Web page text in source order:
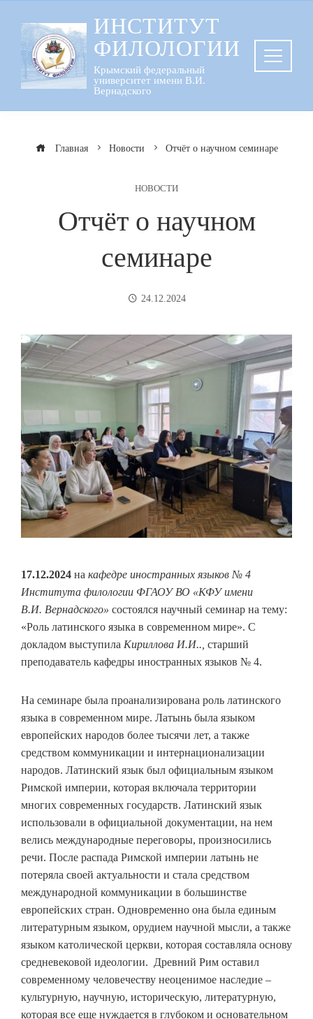
содержанию
ИНСТИТУТ
ФИЛОЛОГИИ
Крымский федеральный
университет имени В.И.
Вернадского
Главная Новости Отчёт о научном семинаре
НОВОСТИ
Отчёт о научном
семинаре
24.12.2024
17.12.2024 на кафедре иностранных языков № 4
Института филологии ФГАОУ ВО «КФУ имени
В.И. Вернадского» состоялся научный семинар на тему:
«Роль латинского языка в современном мире». С
докладом выступила Кириллова И.И.., старший
преподаватель кафедры иностранных языков № 4.
На семинаре была проанализирована роль латинского
языка в современном мире. Латынь была языком
европейских народов более тысячи лет, а также
средством коммуникации и интернационализации
народов. Латинский язык был официальным языком
Римской империи, которая включала территории
многих современных государств. Латинский язык
использовали в официальной документации, на нем
велись международные переговоры, произносились
речи. После распада Римской империи латынь не
потеряла своей актуальности и стала средством
международной коммуникации в большинстве
европейских стран. Одновременно она была единым
литературным языком, орудием научной мысли, а также
языком католической церкви, которая составляла основу
средневековой идеологии. Древний Рим оставил
современному человечеству неоценимое наследие –
культурную, научную, историческую, литературную,
которая все еще нуждается в глубоком и основательном